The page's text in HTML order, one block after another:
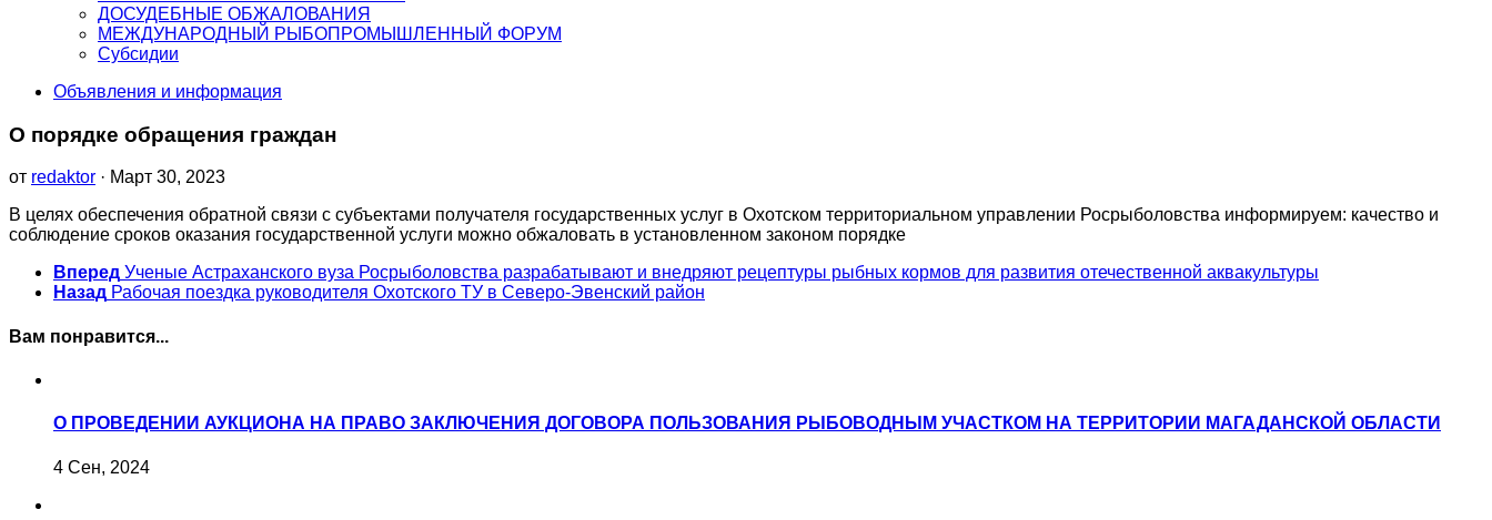
ДОСУДЕБНЫЕ ОБЖАЛОВАНИЯ
МЕЖДУНАРОДНЫЙ РЫБОПРОМЫШЛЕННЫЙ ФОРУМ
Субсидии
Объявления и информация
О порядке обращения граждан
от redaktor · Март 30, 2023
В целях обеспечения обратной связи с субъектами получателя государственных услуг в Охотском территориальном управлении Росрыболовства информируем: качество и
соблюдение сроков оказания государственной услуги можно обжаловать в установленном законом порядке
Вперед Ученые Астраханского вуза Росрыболовства разрабатывают и внедряют рецептуры рыбных кормов для развития отечественной аквакультуры
Назад Рабочая поездка руководителя Охотского ТУ в Северо-Эвенский район
Вам понравится...
О ПРОВЕДЕНИИ АУКЦИОНА НА ПРАВО ЗАКЛЮЧЕНИЯ ДОГОВОРА ПОЛЬЗОВАНИЯ РЫБОВОДНЫМ УЧАСТКОМ НА ТЕРРИТОРИИ МАГАДАНСКОЙ ОБЛАСТИ
4 Сен, 2024